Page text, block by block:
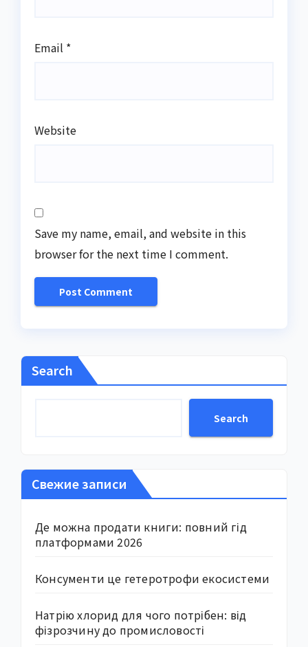
Email *
Website
Save my name, email, and website in this
browser for the next time I comment.
Search
Search
Свежие записи
Де можна продати книги: повний гід
платформами 2026
Консументи це гетеротрофи екосистеми
Натрію хлорид для чого потрібен: від
фізрозчину до промисловості